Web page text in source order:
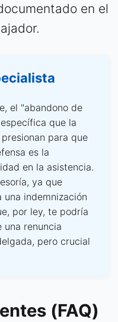
en el
el "abandono de
que la
para que
es la
en la asistencia.
ya que
indemnización
por ley, te podría
una renuncia
pero crucial
(FAQ)